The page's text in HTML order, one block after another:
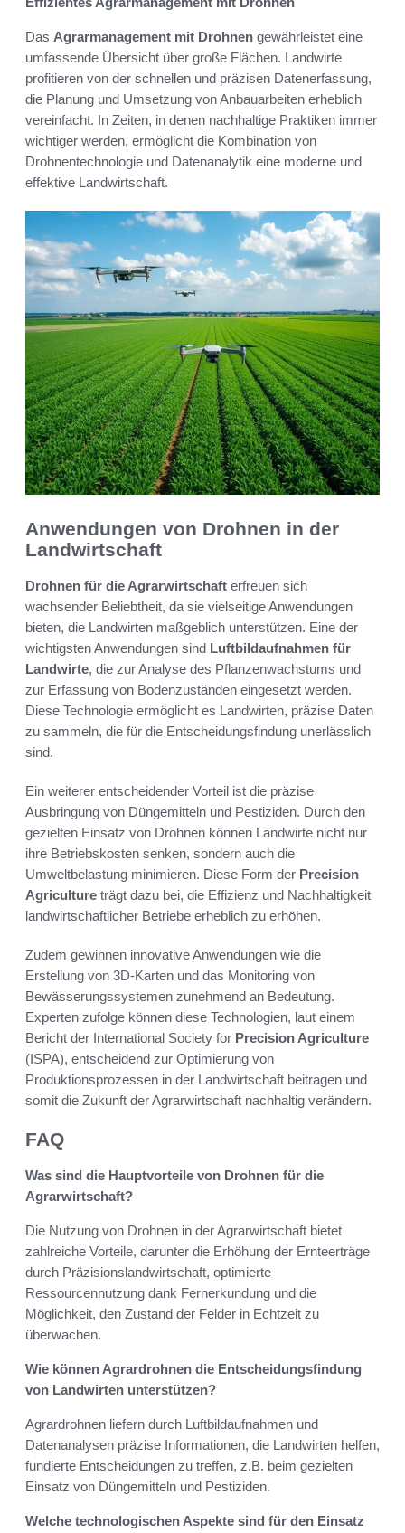
Das Agrarmanagement mit Drohnen gewährleistet eine
umfassende Übersicht über große Flächen. Landwirte
profitieren von der schnellen und präzisen Datenerfassung,
die Planung und Umsetzung von Anbauarbeiten erheblich
vereinfacht. In Zeiten, in denen nachhaltige Praktiken immer
wichtiger werden, ermöglicht die Kombination von
Drohnentechnologie und Datenanalytik eine moderne und
effektive Landwirtschaft.
Anwendungen von Drohnen in der
Landwirtschaft
Drohnen für die Agrarwirtschaft erfreuen sich
wachsender Beliebtheit, da sie vielseitige Anwendungen
bieten, die Landwirten maßgeblich unterstützen. Eine der
wichtigsten Anwendungen sind Luftbildaufnahmen für
Landwirte, die zur Analyse des Pflanzenwachstums und
zur Erfassung von Bodenzuständen eingesetzt werden.
Diese Technologie ermöglicht es Landwirten, präzise Daten
zu sammeln, die für die Entscheidungsfindung unerlässlich
sind.
Ein weiterer entscheidender Vorteil ist die präzise
Ausbringung von Düngemitteln und Pestiziden. Durch den
gezielten Einsatz von Drohnen können Landwirte nicht nur
ihre Betriebskosten senken, sondern auch die
Umweltbelastung minimieren. Diese Form der Precision
Agriculture trägt dazu bei, die Effizienz und Nachhaltigkeit
landwirtschaftlicher Betriebe erheblich zu erhöhen.
Zudem gewinnen innovative Anwendungen wie die
Erstellung von 3D-Karten und das Monitoring von
Bewässerungssystemen zunehmend an Bedeutung.
Experten zufolge können diese Technologien, laut einem
Bericht der International Society for Precision Agriculture
(ISPA), entscheidend zur Optimierung von
Produktionsprozessen in der Landwirtschaft beitragen und
somit die Zukunft der Agrarwirtschaft nachhaltig verändern.
FAQ
Was sind die Hauptvorteile von Drohnen für die
Agrarwirtschaft?
Die Nutzung von Drohnen in der Agrarwirtschaft bietet
zahlreiche Vorteile, darunter die Erhöhung der Ernteerträge
durch Präzisionslandwirtschaft, optimierte
Ressourcennutzung dank Fernerkundung und die
Möglichkeit, den Zustand der Felder in Echtzeit zu
überwachen.
Wie können Agrardrohnen die Entscheidungsfindung
von Landwirten unterstützen?
Agrardrohnen liefern durch Luftbildaufnahmen und
Datenanalysen präzise Informationen, die Landwirten helfen,
fundierte Entscheidungen zu treffen, z.B. beim gezielten
Einsatz von Düngemitteln und Pestiziden.
Welche technologischen Aspekte sind für den Einsatz